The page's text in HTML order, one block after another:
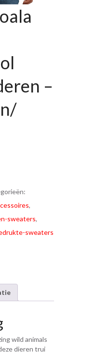
–
,
sweaters,
sweaters
wild animals
dieren trui